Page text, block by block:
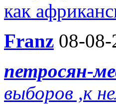
как
Franz 08-
петросян-
выборов ,к